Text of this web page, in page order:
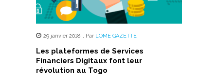
29 janvier 2018 Par LOME GAZETTE
Les plateformes de Services
Financiers Digitaux font leur
révolution au Togo